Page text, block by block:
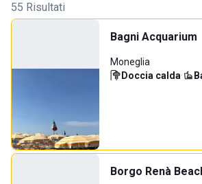
55 Risultati
Bagni Acquarium
Moneglia
Doccia calda·
Borgo Renà